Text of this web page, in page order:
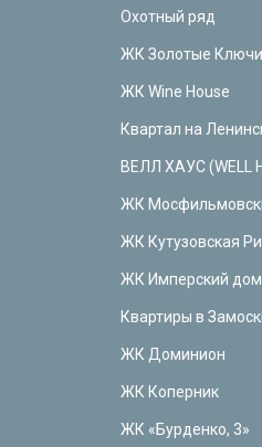
Охотный ряд
ЖК Золотые Ключи
ЖК Wine House
Квартал на
ВЕЛЛ ХАУС (WELL
ЖК
ЖК Кутузовская
ЖК Имперский дом
Квартиры в
ЖК Доминион
ЖК Коперник
ЖК «Бурденко, 3»